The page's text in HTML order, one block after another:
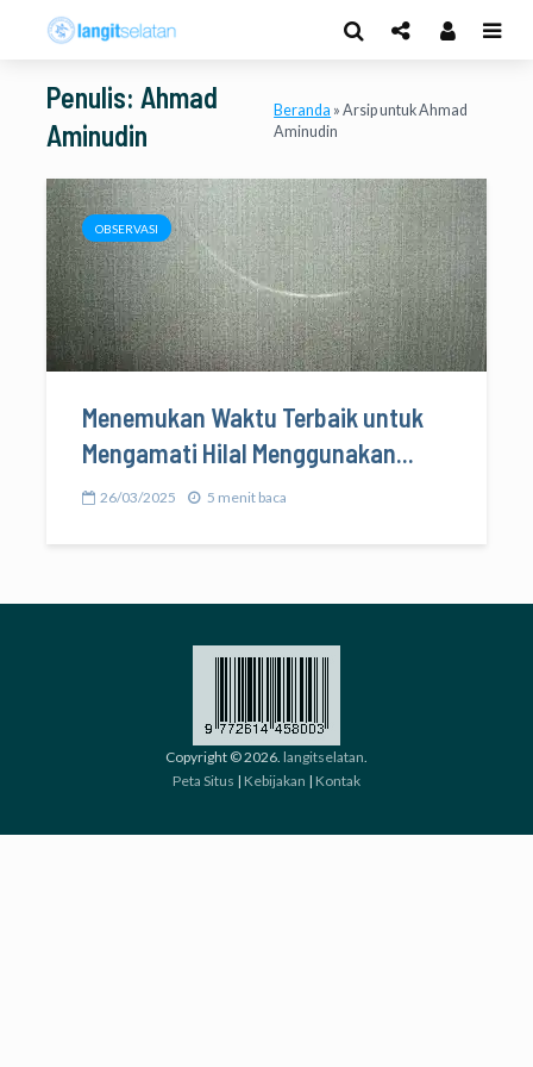
Penulis: Ahmad
Aminudin
Beranda »Arsip untuk Ahmad
Aminudin
OBSERVASI
Menemukan Waktu Terbaik untuk
Mengamati Hilal Menggunakan...
26/03/2025 5 menit baca
Copyright © 2026. langitselatan.
Peta Situs | Kebijakan | Kontak